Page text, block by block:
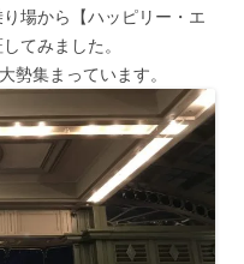
場から【ハッピリー・エ
てみました。
勢集まっています。